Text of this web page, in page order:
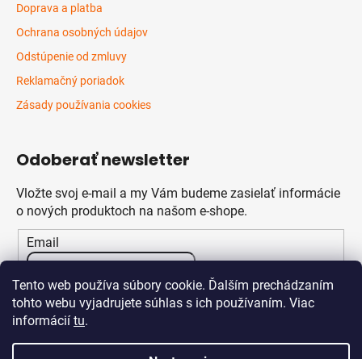
Tento web používa súbory cookie. Ďalším prechádzaním
tohto webu vyjadrujete súhlas s ich používaním. Viac
informácií tu.
Doprava a platba
Ochrana osobných údajov
Odstúpenie od zmluvy
Reklamačný poriadok
Zásady používania cookies
Odoberať newsletter
Vložte svoj e-mail a my Vám budeme zasielať informácie
o nových produktoch na našom e-shope.
Email
Vložením e-mailu súhlasíte spodmienkami ochrany
osobných údajov
PRIHLÁSIŤ SA